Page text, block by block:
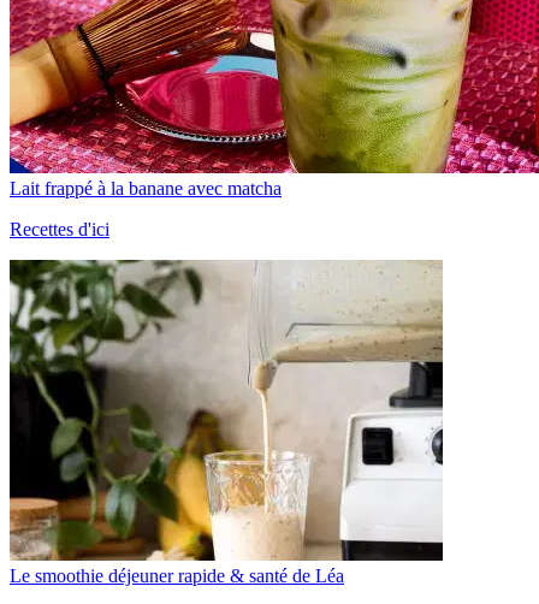
Lait frappé à la banane avec matcha
Recettes d'ici
Le smoothie déjeuner rapide & santé de Léa